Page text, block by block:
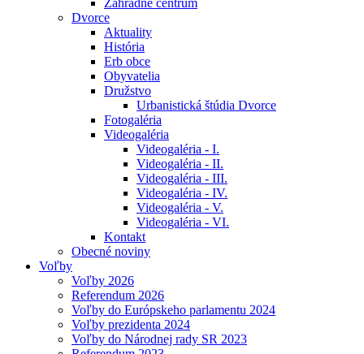
Dvorce
Aktuality
História
Erb obce
Obyvatelia
Družstvo
Urbanistická štúdia Dvorce
Fotogaléria
Videogaléria
Videogaléria - I.
Videogaléria - II.
Videogaléria - III.
Videogaléria - IV.
Videogaléria - V.
Videogaléria - VI.
Kontakt
Obecné noviny
Voľby
Voľby 2026
Referendum 2026
Voľby do Európskeho parlamentu 2024
Voľby prezidenta 2024
Voľby do Národnej rady SR 2023